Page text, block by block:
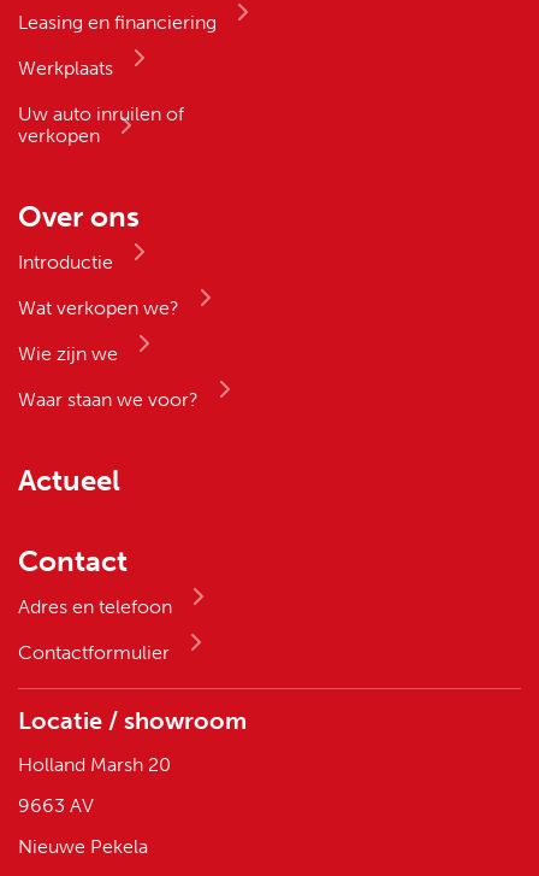
Leasing en financiering
Werkplaats
Uw auto inruilen of
verkopen
Over ons
Introductie
Wat verkopen we?
Wie zijn we
Waar staan we voor?
Actueel
Contact
Adres en telefoon
Contactformulier
Locatie / showroom
Holland Marsh 20
9663 AV
Nieuwe Pekela